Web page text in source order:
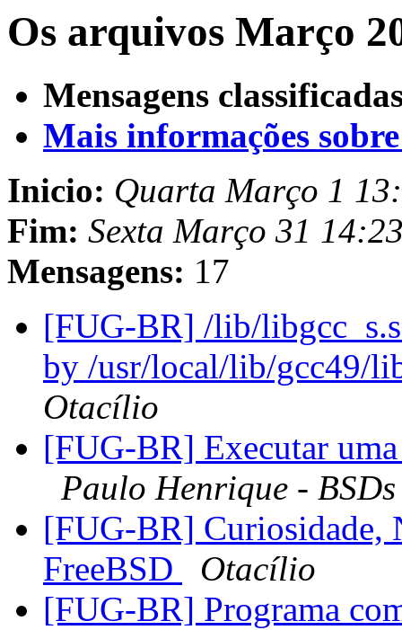
Os arquivos Março
Mensagens
Mais informações
Inicio: Quarta Março 1
Fim: Sexta Março 31
Mensagens: 17
[FUG-BR] /lib/
by /usr/local/lib/gcc49/
Otacílio
[FUG-BR] Executar
Paulo Henrique -
[FUG-BR] Curiosidade,
FreeBSD
Otacílio
[FUG-BR] Programa